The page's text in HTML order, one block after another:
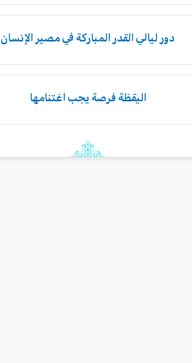
دور ليالي القدر المباركة في مصير الإنسان
اليقظة فرصة يجب اغتنامها